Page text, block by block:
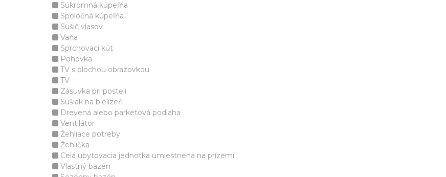
Súkromná kúpeľňa
Spoločná kúpeľňa
Sušič vlasov
Vaňa
Sprchovací kút
Pohovka
TV s plochou obrazovkou
TV
Zásuvka pri posteli
Sušiak na bielizeň
Drevená alebo parketová podlaha
Ventilátor
Žehliace potreby
Žehlička
Celá ubytovacia jednotka umiestnená na prízemí
Vlastný bazén